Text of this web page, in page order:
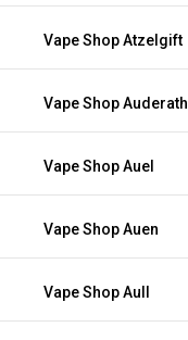
Vape Shop Atzelgift
Vape Shop Auderath
Vape Shop Auel
Vape Shop Auen
Vape Shop Aull